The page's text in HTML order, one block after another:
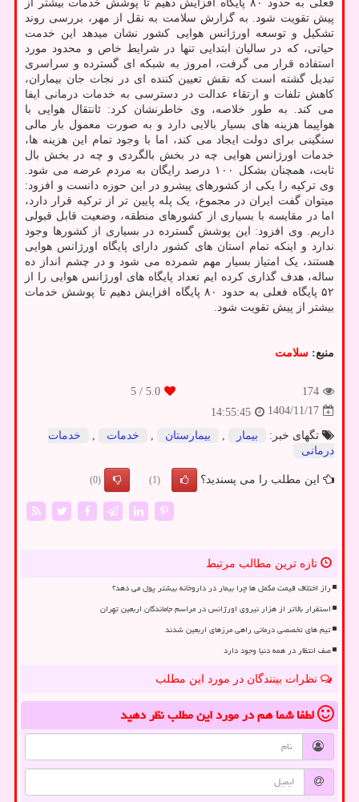
فعلی به حدود ۸۰ پایگاه افزایش دهیم تا پوشش خدمات بیشتر از
پیش تقویت شود. به گزارش سلامت به نقل از مهر، بررسی روند
تشکیل و توسعه اورژانس هوایی کشور نشان میدهد این خدمت
حیاتی، که در سالیان ابتدایی تنها در شرایط خاص و محدود مورد
استفاده قرار می گرفت، امروز به شبکه ای گسترده و سراسری
تبدیل گشته است که نقش تعیین کننده ای در نجات جان بیماران،
کاهش تلفات و ارتقاء عدالت در دسترسی به خدمات درمانی ایفا
می کند. به طور خلاصه، وی خاطرنشان کرد: ئانتقال هوایی با
هواپیما هزینه های بسیار بالایی دارد و به صورت معمول بار مالی
سنگینی برای دولت ایجاد می کند، اما با وجود تمام این هزینه ها،
خدمات اورژانس هوایی چه در بخش بالگردی و چه در بخش بال
ثابت، همچنان بشکل ۱۰۰ درصد رایگان به مردم عرضه می شود.
وی ترکیه را یکی از کشورهای پیشرو در این حوزه دانست و افزود:
میتوان گفت ایران در مجموع، یک پله پایین تر از ترکیه قرار دارد،
اما در مقایسه با بسیاری از کشورهای منطقه، وضعیت قابل قبولی
داریم. وی افزود: این پوشش گسترده در بسیاری از کشورها وجود
ندارد و اینکه تمام استان های کشور دارای پایگاه اورژانس هوایی
هستند، یک امتیاز بسیار مهم شمرده می شود و در چشم انداز ده
ساله، هدف گذاری کرده ایم تعداد پایگاه های اورژانس هوایی را از
۵۲ پایگاه فعلی به حدود ۸۰ پایگاه افزایش دهیم تا پوشش خدمات
بیشتر از پیش تقویت شود.
منبع: سلامت
174
5.0
/ 5
1404/11/17
14:55:45
تگهای خبر:
بیمار بیمارستان خدمات
خدمات
درمانی
این مطلب را می پسندید؟ (1)
(0)
تازه ترین مطالب مرتبط
راز اختلاف قیمت مکمل ها چرا بیمار در داروخانه بیشتر پول می دهد؟
استقرار بالاتر از هزار نیروی اورژانس در مراسم جاماندگان اربعین تهران
تیم های تخصصی درمانی راهی مرزهای اربعین شدند
صف انتظار در همه دنیا وجود دارد
نظرات بینندگان در مورد این مطلب
لطفا شما همدر مورد این مطلبنظر دهید